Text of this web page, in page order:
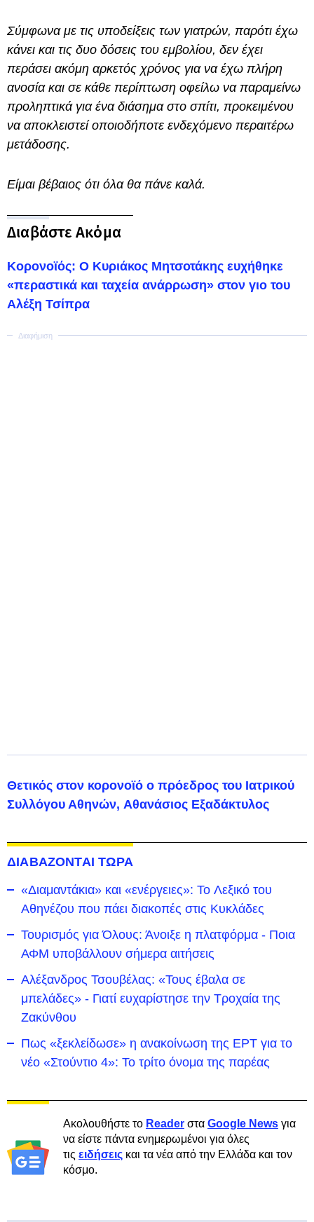
Σύμφωνα με τις υποδείξεις των γιατρών, παρότι έχω
κάνει και τις δυο δόσεις του εμβολίου, δεν έχει
περάσει ακόμη αρκετός χρόνος για να έχω πλήρη
ανοσία και σε κάθε περίπτωση οφείλω να παραμείνω
προληπτικά για ένα διάσημα στο σπίτι, προκειμένου
να αποκλειστεί οποιοδήποτε ενδεχόμενο περαιτέρω
μετάδοσης.
Είμαι βέβαιος ότι όλα θα πάνε καλά.
Διαβάστε Ακόμα
Κορονοϊός: Ο Κυριάκος Μητσοτάκης ευχήθηκε
«περαστικά και ταχεία ανάρρωση» στον γιο του
Αλέξη Τσίπρα
Θετικός στον κορονοϊό ο πρόεδρος του Ιατρικού
Συλλόγου Αθηνών, Αθανάσιος Εξαδάκτυλος
ΔΙΑΒΑΖΟΝΤΑΙ ΤΩΡΑ
«Διαμαντάκια» και «ενέργειες»: To Λεξικό του
Αθηνέζου που πάει διακοπές στις Κυκλάδες
Τουρισμός για Όλους: Άνοιξε η πλατφόρμα - Ποια
ΑΦΜ υποβάλλουν σήμερα αιτήσεις
Αλέξανδρος Τσουβέλας: «Τους έβαλα σε
μπελάδες» - Γιατί ευχαρίστησε την Τροχαία της
Ζακύνθου
Πως «ξεκλείδωσε» η ανακοίνωση της ΕΡΤ για το
νέο «Στούντιο 4»: Το τρίτο όνομα της παρέας
Ακολουθήστε το Reader στα Google News για
να είστε πάντα ενημερωμένοι για όλες
τις ειδήσεις και τα νέα από την Ελλάδα και τον
κόσμο.